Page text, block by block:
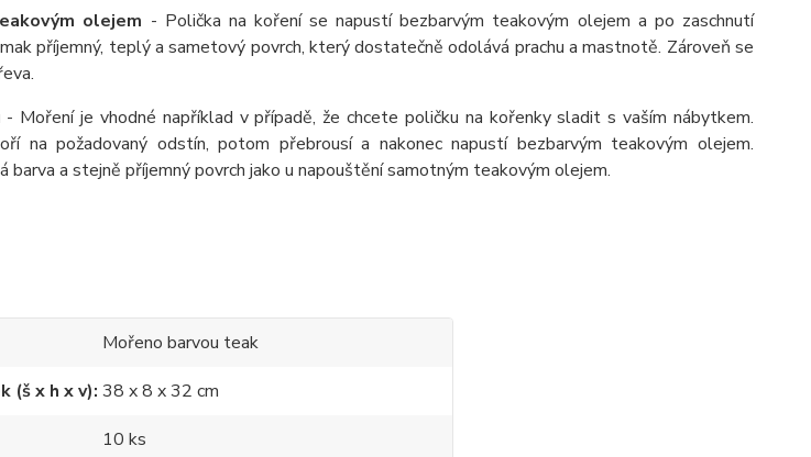
olejem - Polička na koření se napustí bezbarvým teakovým olejem a po zaschnutí
příjemný, teplý a sametový povrch, který dostatečně odolává prachu a mastnotě. Zároveň se
- Moření je vhodné například v případě, že chcete poličku na kořenky sladit s vaším nábytkem.
na požadovaný odstín, potom přebrousí a nakonec napustí bezbarvým teakovým olejem.
barva a stejně příjemný povrch jako u napouštění samotným teakovým olejem.
Mořeno barvou teak
(š x h x v) 38 x 8 x 32 cm
10 ks